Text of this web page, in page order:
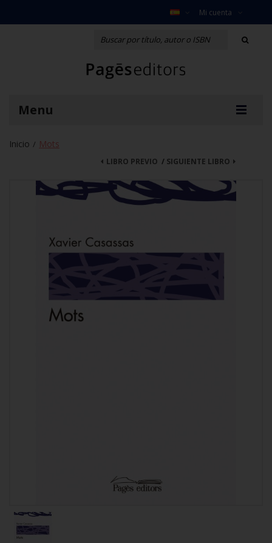
Mi cuenta
Menu
Inicio / Mots
SIGUIENTE LIBRO
LIBRO PREVIO /